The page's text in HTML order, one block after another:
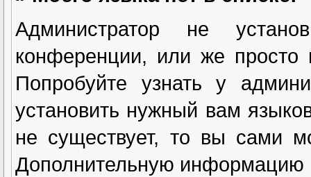
Администратор не
конференции, или же
Попробуйте узнать у
установить нужный вам
не существует, то вы сами
Дополнительную информацию